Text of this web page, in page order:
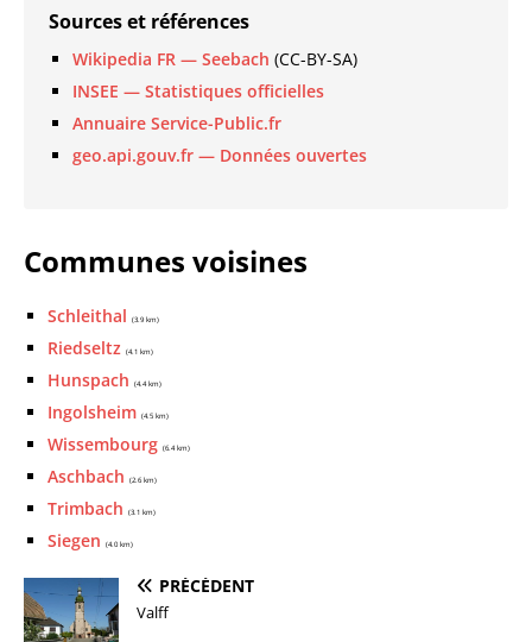
Sources et références
Wikipedia FR — Seebach (CC-BY-SA)
INSEE — Statistiques officielles
Annuaire Service-Public.fr
geo.api.gouv.fr — Données ouvertes
Communes voisines
Schleithal (3.9 km)
Riedseltz (4.1 km)
Hunspach (4.4 km)
Ingolsheim (4.5 km)
Wissembourg (6.4 km)
Aschbach (2.6 km)
Trimbach (3.1 km)
Siegen (4.0 km)
PRÉCÉDENT
Valff